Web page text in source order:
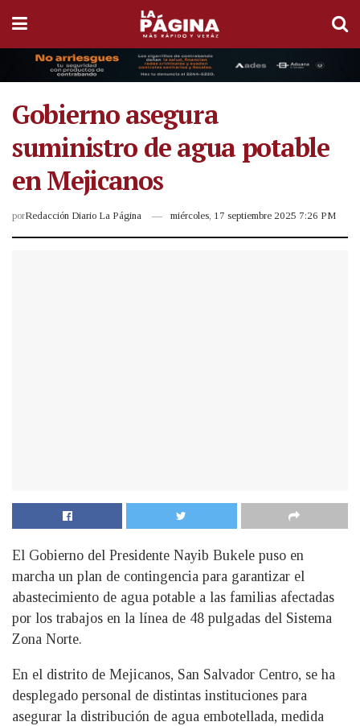
Gobierno asegura
suministro de agua potable
en Mejicanos
porRedacción Diario La Página miércoles, 17 septiembre 2025 7:26 PM
El Gobierno del Presidente Nayib Bukele puso en
marcha un plan de contingencia para garantizar el
abastecimiento de agua potable a las familias afectadas
por los trabajos en la línea de 48 pulgadas del Sistema
Zona Norte.
En el distrito de Mejicanos, San Salvador Centro, se ha
desplegado personal de distintas instituciones para
asegurar la distribución de agua embotellada, medida